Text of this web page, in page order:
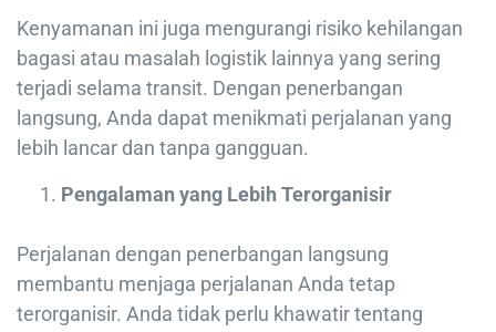
Kenyamanan ini juga mengurangi risiko kehilangan
bagasi atau masalah logistik lainnya yang sering
terjadi selama transit. Dengan penerbangan
langsung, Anda dapat menikmati perjalanan yang
lebih lancar dan tanpa gangguan.
Pengalaman yang Lebih Terorganisir
Perjalanan dengan penerbangan langsung
membantu menjaga perjalanan Anda tetap
terorganisir. Anda tidak perlu khawatir tentang